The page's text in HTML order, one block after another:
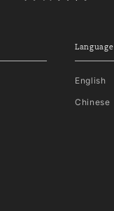
Language
English
Chinese